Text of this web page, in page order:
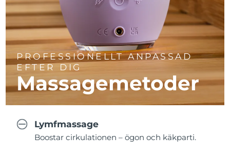
PROFESSIONELLT ANPASSAD
EFTER DIG
Massagemetoder
Lymfmassage
Boostar cirkulationen – ögon och käkparti.